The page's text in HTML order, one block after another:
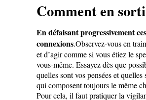
Comment en
En défaisant progressivement ces
connexions.Observez-vous en
et d’agir comme si vous étiez le
vous-même. Essayez dès que
quelles sont vos pensées et quelles
qui composent toujours le même
Pour cela, il faut pratiquer la